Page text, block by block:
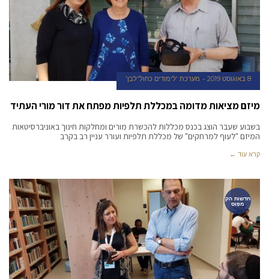
8 באוגוסט 2019 מערכת 'לימודים כחול־לבן'
מיזם מציאות מדומה במכללת תלפיות מפתח את דור מורי העתיד
בשבוע שעבר הוצג בכנס מכללות להכשרת מורים ומחלקות חינוך באוניברסיטאות
המיזם "לעוף למרחקים" של מכללת תלפיות ועורר עניין רב בקרב
קרא עוד ←
חדשות הק
מפוס